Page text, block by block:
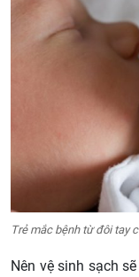
Trẻ mắc bệnh từ đôi tay
Nên vệ sinh sạch